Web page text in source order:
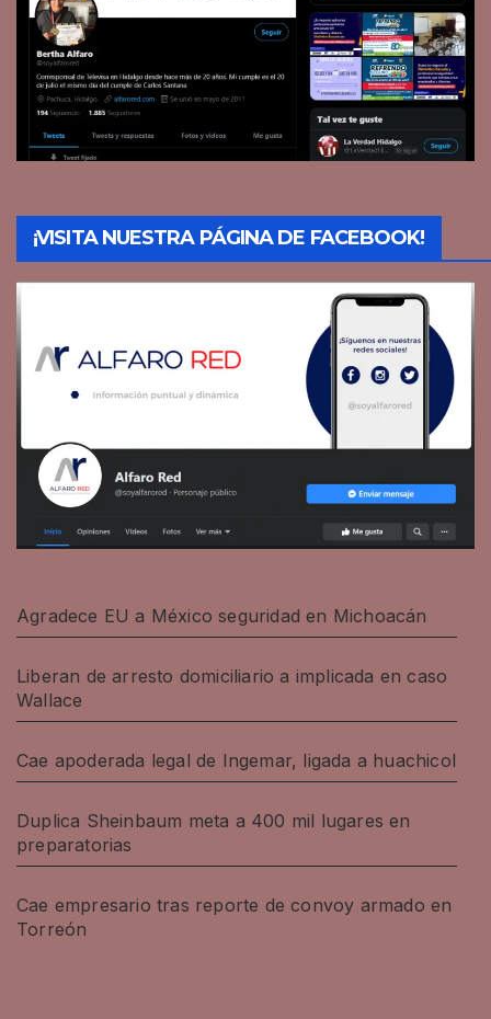
¡VISITA NUESTRA PÁGINA DE FACEBOOK!
Agradece EU a México seguridad en Michoacán
Liberan de arresto domiciliario a implicada en caso
Wallace
Cae apoderada legal de Ingemar, ligada a huachicol
Duplica Sheinbaum meta a 400 mil lugares en
preparatorias
Cae empresario tras reporte de convoy armado en
Torreón